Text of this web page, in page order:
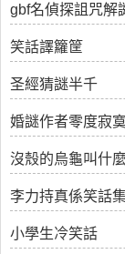
gbf名偵探詛咒解
笑話譯籮筐
圣經猜謎半千
婚謎作者零度寂寞
沒殼的烏龜叫什
李力持真係笑話
小學生冷笑話